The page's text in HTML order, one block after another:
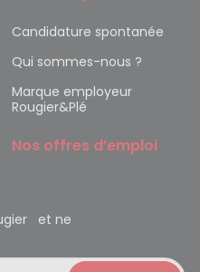
Candidature spontanée
Qui sommes-nous ?
Marque employeur
Rougier&Plé
Nos offres d’emploi
et ne